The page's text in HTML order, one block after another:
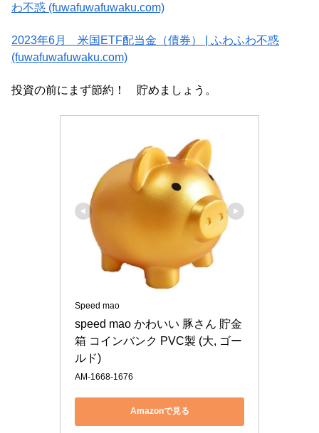
わ不惑 (fuwafuwafuwaku.com)
2023年6月 米国ETF配当金（債券） | ふわふわ不惑
(fuwafuwafuwaku.com)
投資の前にまず節約！ 貯めましょう。
Speed mao
speed mao かわいい 豚さん 貯金
箱 コインバンク PVC製 (大, ゴー
ルド)
AM-1668-1676
Amazonで見る